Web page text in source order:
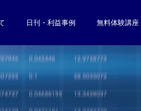
日刊・利益事例 無料体験講座